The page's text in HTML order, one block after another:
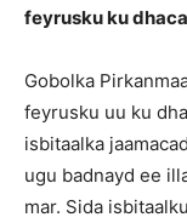
feyrusku ku
Gobolka
feyrusku uu ku
isbitaalka
ugu badnayd ee
mar. Sida